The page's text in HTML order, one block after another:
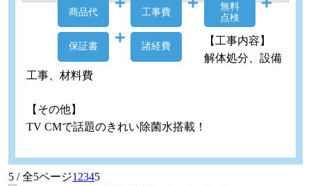
商品代 工事費
無料
点検
保証書 諸経費
【工事内容】
解体処分、設備
工事、材料費
【その他】
TV CMで話題のきれい除菌水搭載！
5 / 全5ページ1 2345